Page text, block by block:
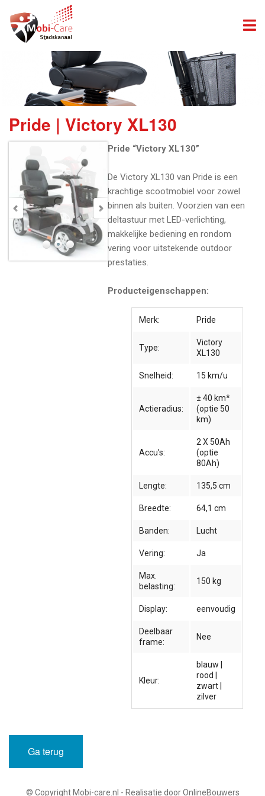
Pride | Victory XL130
Pride “Victory XL130”
De Victory XL130 van Pride is een
krachtige scootmobiel voor zowel
binnen als buiten. Voorzien van een
deltastuur met LED-verlichting,
makkelijke bediening en rondom
vering voor uitstekende outdoor
prestaties.
Producteigenschappen:
Merk: Pride
Type:
Victory
XL130
Snelheid: 15 km/u
Actieradius:
± 40 km*
(optie 50
km)
Accu’s:
2 X 50Ah
(optie
80Ah)
Lengte: 135,5 cm
Breedte: 64,1 cm
Banden: Lucht
Vering: Ja
Max.
belasting:
150 kg
Display: eenvoudig
Deelbaar
frame:
Nee
Kleur:
blauw |
rood |
zwart |
zilver
Ga terug
© Copyright Mobi-care.nl - Realisatie door OnlineBouwers